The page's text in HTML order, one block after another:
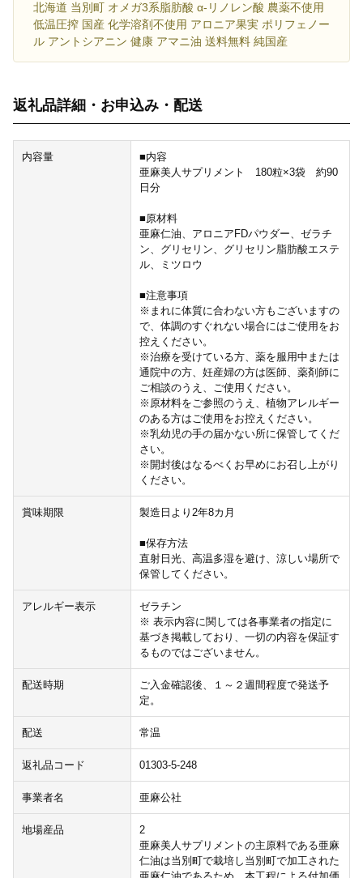
北海道 当別町 オメガ3系脂肪酸 α-リノレン酸 農薬不使用
低温圧搾 国産 化学溶剤不使用 アロニア果実 ポリフェノー
ル アントシアニン 健康 アマニ油 送料無料 純国産
返礼品詳細・お申込み・配送
内容量
■内容
亜麻美人サプリメント 180粒×3袋 約90
日分
■原材料
亜麻仁油、アロニアFDパウダー、ゼラチ
ン、グリセリン、グリセリン脂肪酸エステ
ル、ミツロウ
■注意事項
※まれに体質に合わない方もございますの
で、体調のすぐれない場合にはご使用をお
控えください。​
※治療を受けている方、薬を服用中または
通院中の方、妊産婦の方は医師、薬剤師に
ご相談のうえ、ご使用ください。
※原材料をご参照のうえ、植物アレルギー
のある方はご使用をお控えください。​
※乳幼児の手の届かない所に保管してくだ
さい。
※開封後はなるべくお早めにお召し上がり
ください。​
賞味期限 製造日より2年8カ月
■保存方法
直射日光、高温多湿を避け、涼しい場所で
保管してください。
アレルギー表示
ゼラチン
※ 表示内容に関しては各事業者の指定に
基づき掲載しており、一切の内容を保証す
るものではございません。
配送時期
ご入金確認後、１～２週間程度で発送予
定。
配送 常温
返礼品コード 01303-5-248
事業者名 亜麻公社
地場産品
2
亜麻美人サプリメントの主原料である亜麻
仁油は当別町で栽培し当別町で加工された